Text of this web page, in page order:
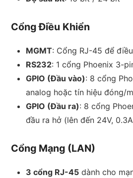
Cổng Điều Khiển
MGMT: Cổng RJ-45 để
RS232: 1 cổng Phoenix 3-
GPIO (Đầu vào): 8 cổng
analog hoặc tín hiệu đóng/
GPIO (Đầu ra): 8 cổng
đầu ra hở (lên đến 24V,
Cổng Mạng (LAN)
3 cổng RJ-45 dành cho